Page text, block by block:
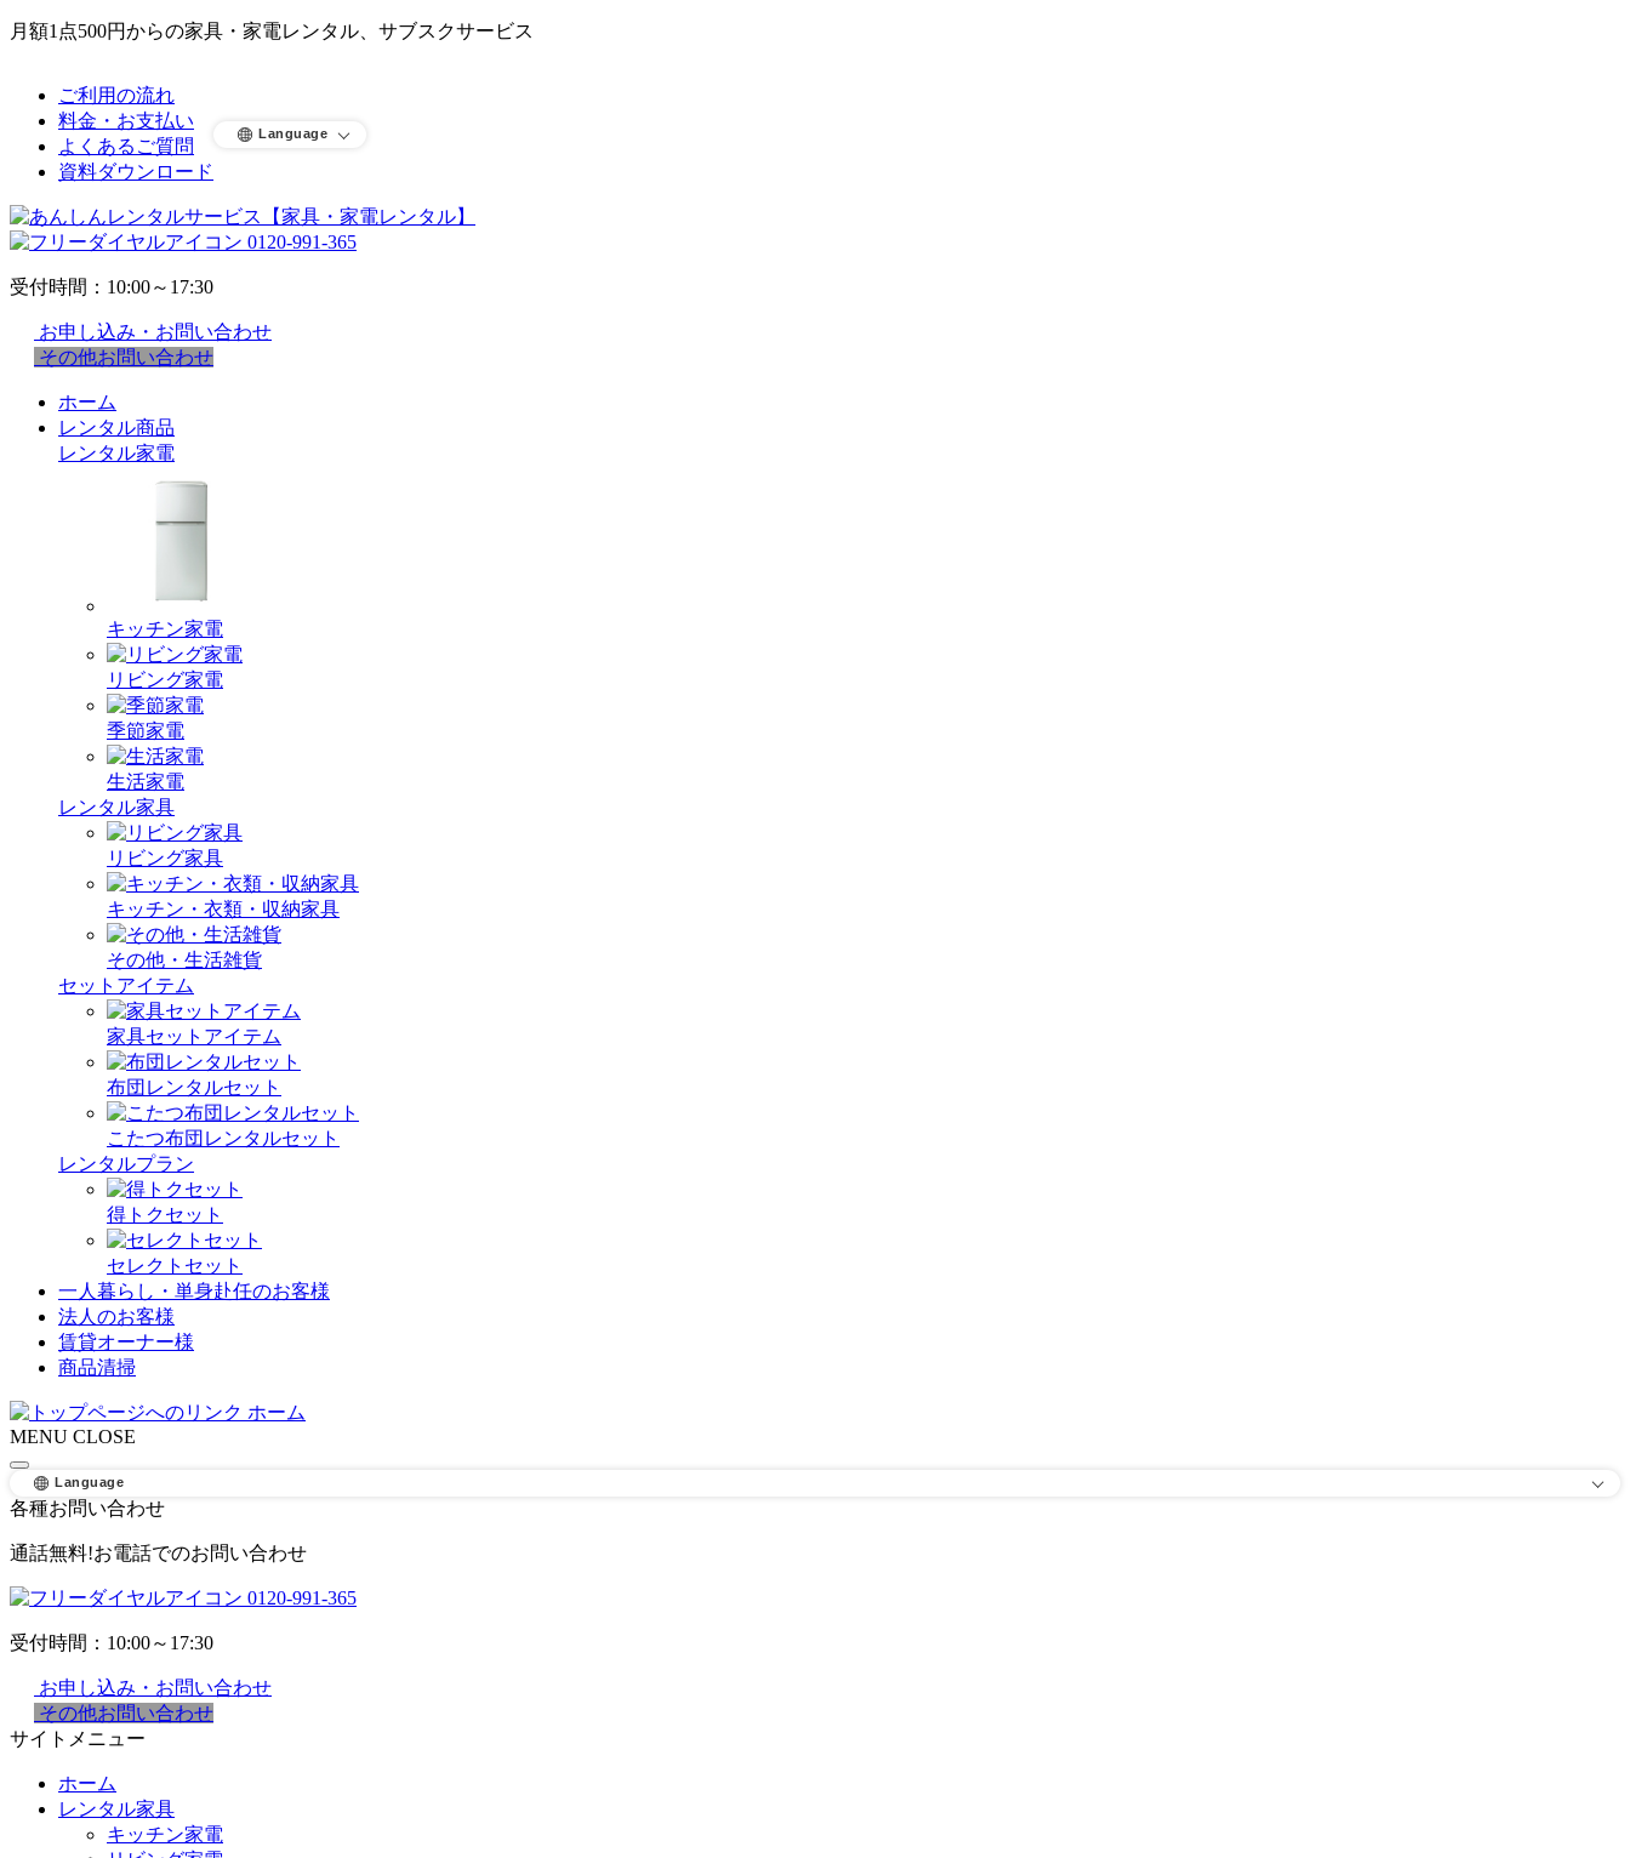
月額1点500円からの家具・家電レンタル、サブスクサービス
ご利用の流れ
料金・お支払い
よくあるご質問
資料ダウンロード
Language
0120-991-365
受付時間：10:00～17:30
お申し込み・お問い合わせ
その他お問い合わせ
ホーム
レンタル商品
レンタル家電
キッチン家電
リビング家電
季節家電
生活家電
レンタル家具
リビング家具
キッチン・衣類・収納家具
その他・生活雑貨
セットアイテム
家具セットアイテム
布団レンタルセット
こたつ布団レンタルセット
レンタルプラン
得トクセット
セレクトセット
一人暮らし・単身赴任のお客様
法人のお客様
賃貸オーナー様
商品清掃
ホーム
MENU CLOSE
Language
各種お問い合わせ
通話無料!お電話でのお問い合わせ
0120-991-365
受付時間：10:00～17:30
お申し込み・お問い合わせ
その他お問い合わせ
サイトメニュー
ホーム
レンタル家具
キッチン家電